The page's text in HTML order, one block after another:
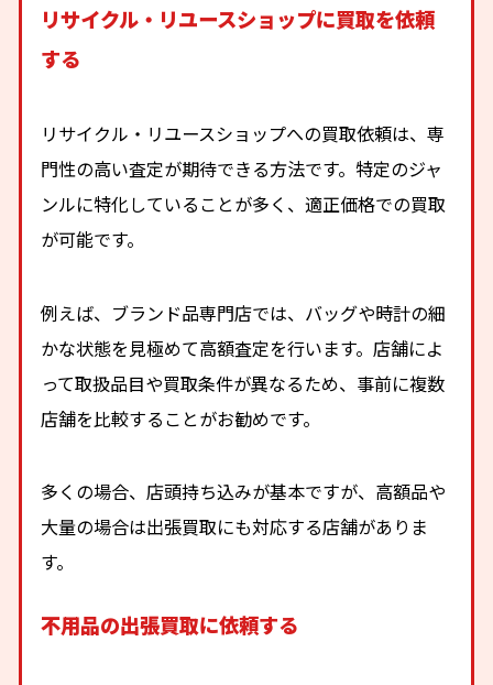
リサイクル・リユースショップに買取を依頼
する
リサイクル・リユースショップへの買取依頼は、専
門性の高い査定が期待できる方法です。特定のジャ
ンルに特化していることが多く、適正価格での買取
が可能です。
例えば、ブランド品専門店では、バッグや時計の細
かな状態を見極めて高額査定を行います。店舗によ
って取扱品目や買取条件が異なるため、事前に複数
店舗を比較することがお勧めです。
多くの場合、店頭持ち込みが基本ですが、高額品や
大量の場合は出張買取にも対応する店舗がありま
す。
不用品の出張買取に依頼する